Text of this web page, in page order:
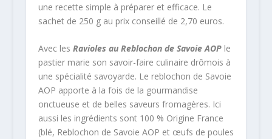
une recette simple à préparer et efficace. Le
sachet de 250 g au prix conseillé de 2,70 euros.
Avec les Ravioles au Reblochon de Savoie AOPle
pastier marie son savoir-faire culinaire drômois à
une spécialité savoyarde. Le reblochon de Savoie
AOP apporte à la fois de la gourmandise
onctueuse et de belles saveurs fromagères. Ici
aussi les ingrédients sont 100 % Origine France
(blé, Reblochon de Savoie AOP et œufs de poules